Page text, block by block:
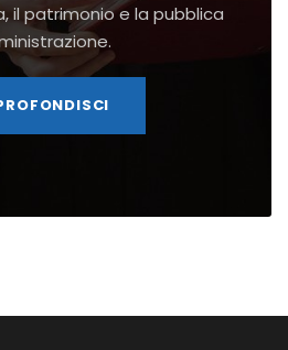
il patrimonio e la pubblica